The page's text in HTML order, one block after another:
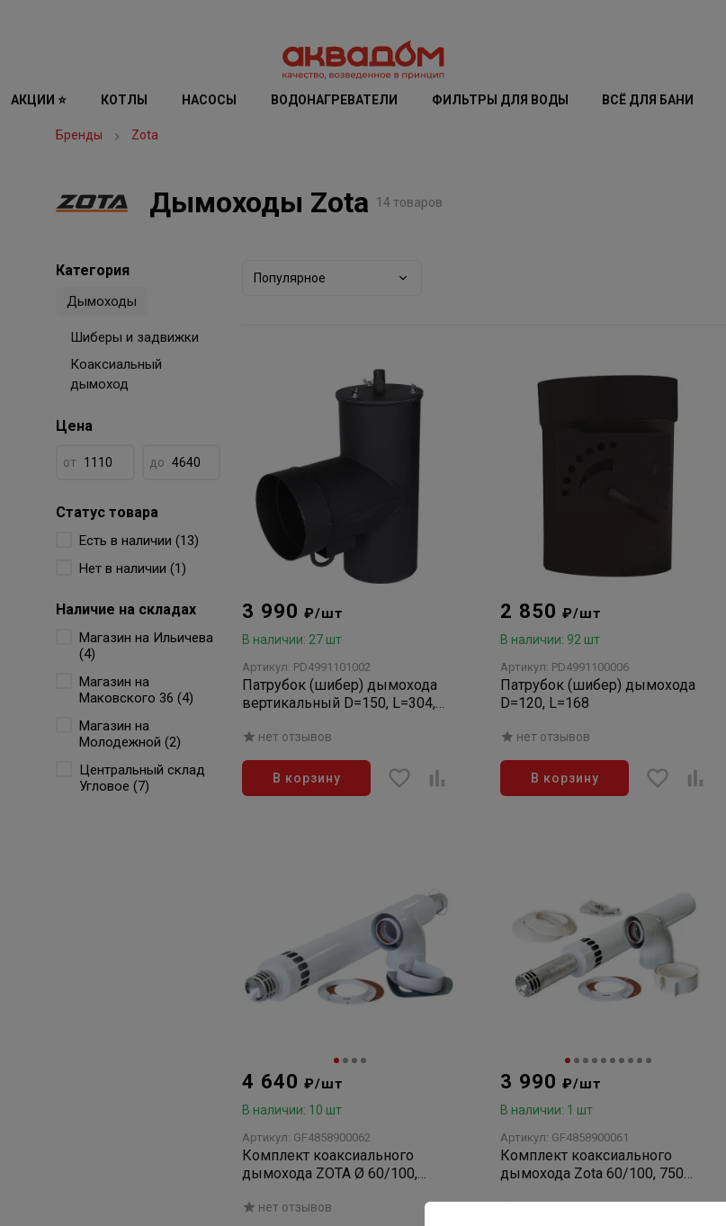
АКЦИИ ⭐ КОТЛЫ НАСОСЫ ВОДОНАГРЕВАТЕЛИ ФИЛЬТРЫ ДЛЯ ВОДЫ ВСЁ ДЛЯ БАНИ
Бренды Zota
Дымоходы Zota 14 товаров
Категория
Дымоходы
Шиберы и задвижки
Коаксиальный
дымоход
Цена
от до
Статус товара
Есть в наличии (13)
Нет в наличии (1)
Наличие на складах
Магазин на Ильичева
(4)
Магазин на
Маковского 36 (4)
Магазин на
Молодежной (2)
Центральный склад
Угловое (7)
Популярное
3 990 ₽/шт
В наличии: 27 шт
Артикул: PD4991101002
Патрубок (шибер) дымохода
вертикальный D=150, L=304,
нет отзывов
В корзину
2 850 ₽/шт
В наличии: 92 шт
Артикул: PD4991100006
Патрубок (шибер) дымохода
D=120, L=168
нет отзывов
В корзину
4 640 ₽/шт
В наличии: 10 шт
Артикул: GF4858900062
Комплект коаксиального
дымохода ZOTA Ø 60/100,
антиобледенительный
нет отзывов
3 990 ₽/шт
В наличии: 1 шт
Артикул: GF4858900061
Комплект коаксиального
дымохода Zota 60/100, 750